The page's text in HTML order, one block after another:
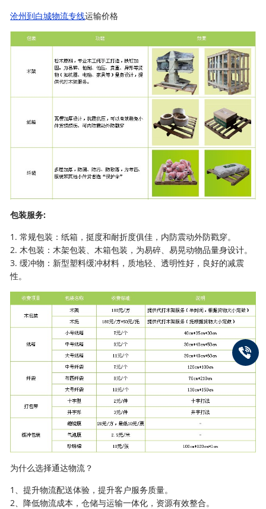
沧州到白城物流专线运输价格
包装服务:
1. 常规包装：纸箱，挺度和耐折度俱佳，内防震动外防戳穿。
2. 木包装：木架包装、木箱包装，为易碎、易晃动物品量身设计。
3. 缓冲物：新型塑料缓冲材料，质地轻、透明性好，良好的减震
性。
为什么选择通达物流？
1、提升物流配送体验，提升客户服务质量。
2、降低物流成本，仓储与运输一体化，资源有效整合。